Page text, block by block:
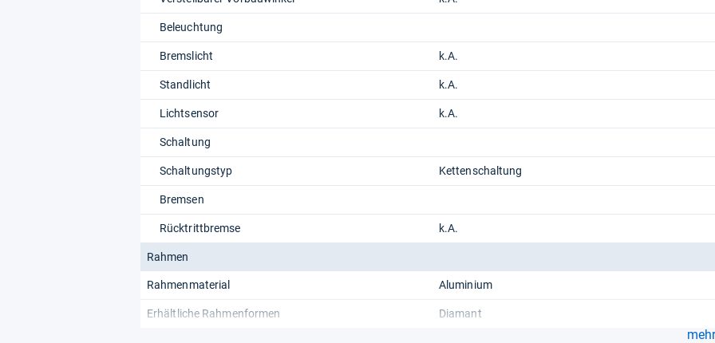
Beleuchtung
Bremslicht k.A.
Standlicht k.A.
Lichtsensor k.A.
Schaltung
Schaltungstyp Kettenschaltung
Bremsen
Rücktrittbremse k.A.
Rahmen
Rahmenmaterial Aluminium
Erhältliche Rahmenformen Diamant